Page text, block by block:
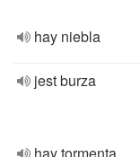
hay niebla
jest burza